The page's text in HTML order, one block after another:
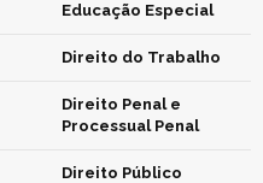
Educação Especial
Direito do Trabalho
Direito Penal e
Processual Penal
Direito Público